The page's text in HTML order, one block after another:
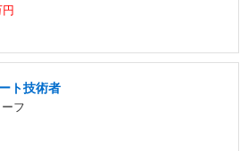
ト技術者
フ